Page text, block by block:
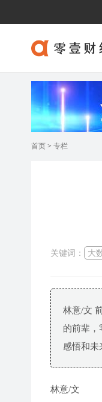
首页 > 专栏
关键词： 大
林意/文
的前辈，
感悟和未
林意/文